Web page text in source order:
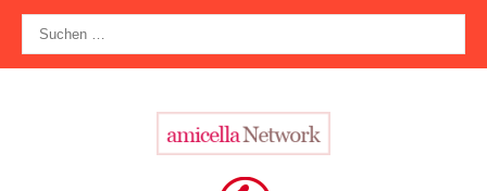
Zum
Inhalt
springen
nach: